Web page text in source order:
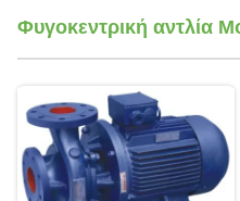
Φυγοκεντρική αντλία
Αναρρόφησης